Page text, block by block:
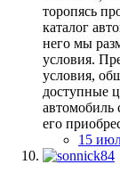
торопясь
каталог
него мы
условия.
условия,
доступные
автомобиль
его
15